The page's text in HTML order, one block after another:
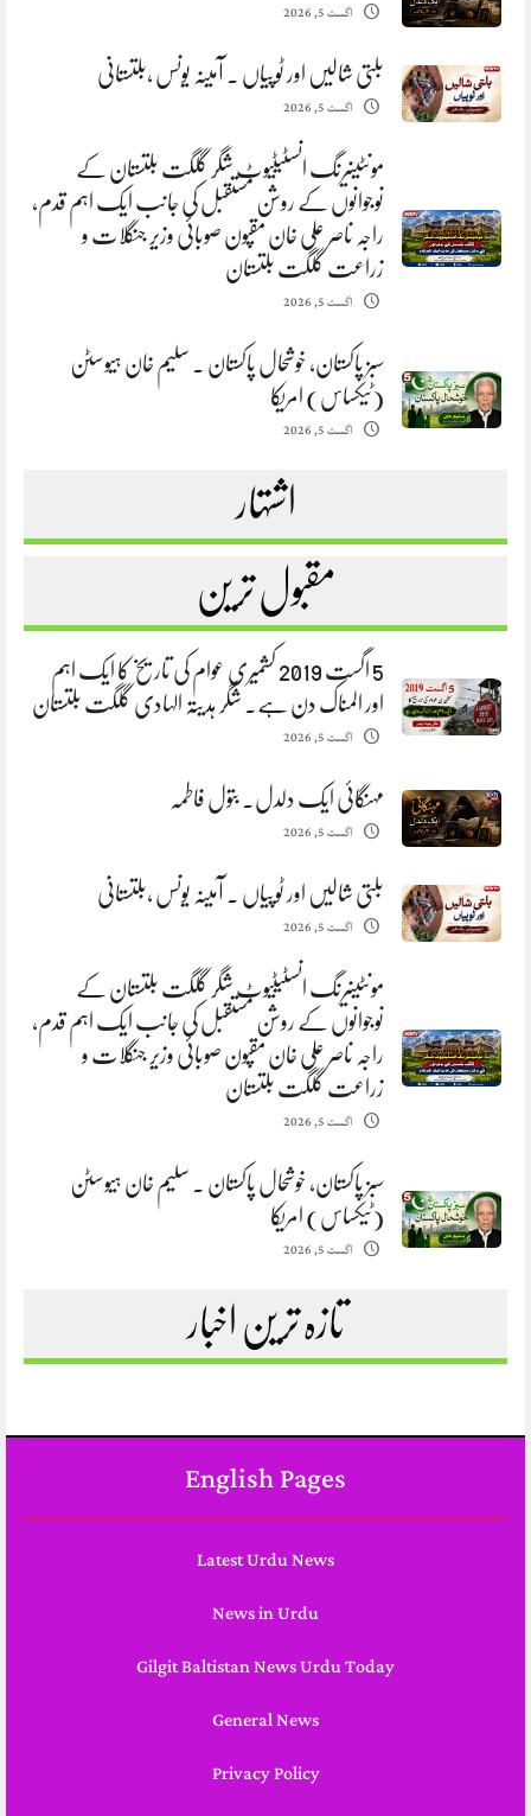
اگست 5, 2026
بلتی شالیں اور ٹوپیاں . آمینہ یونس ،بلتستانی
اگست 5, 2026
مونٹینیرنگ انسٹیٹیوٹ شگر گلگت بلتستان کے
نوجوانوں کے روشن مستقبل کی جانب ایک اہم قدم،
راجہ ناصر علی خان مقپون صوبائی وزیر جنگلات و
زراعت گلگت بلتستان
اگست 5, 2026
سبز پاکستان، خوشحال پاکستان . سلیم خان ہیوسٹن
(ٹیکساس) امریکا
اگست 5, 2026
اشتہار
مقبول ترین
5 اگست 2019 کشمیری عوام کی تاریخ کا ایک اہم
اور المناک دن ہے. شگر ہدیتہ الہادی گلگت بلتستان
اگست 5, 2026
مہنگائی ایک دلدل. بتول فاطمہ
اگست 5, 2026
بلتی شالیں اور ٹوپیاں . آمینہ یونس ،بلتستانی
اگست 5, 2026
مونٹینیرنگ انسٹیٹیوٹ شگر گلگت بلتستان کے
نوجوانوں کے روشن مستقبل کی جانب ایک اہم قدم،
راجہ ناصر علی خان مقپون صوبائی وزیر جنگلات و
زراعت گلگت بلتستان
اگست 5, 2026
سبز پاکستان، خوشحال پاکستان . سلیم خان ہیوسٹن
(ٹیکساس) امریکا
اگست 5, 2026
تازہ ترین اخبار
English Pages
Latest Urdu News
News in Urdu
Gilgit Baltistan News Urdu Today
General News
Privacy Policy